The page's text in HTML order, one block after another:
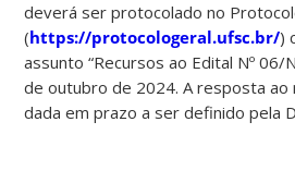
deverá ser protocolado no
(https://protocologeral.ufsc.br/)
assunto “Recursos ao Edital Nº
de outubro de 2024. A resposta ao
dada em prazo a ser definido pela